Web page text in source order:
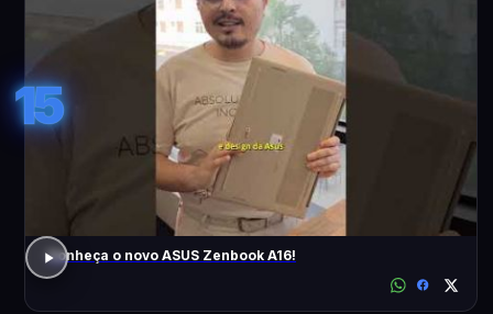
15
Conheça o novo ASUS Zenbook A16!